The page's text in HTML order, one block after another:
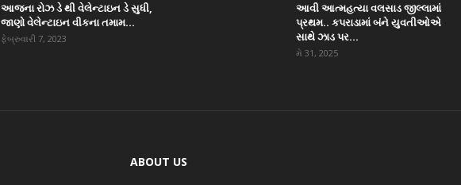
આજના રોઝ ડે થી વેલેન્ટાઇન ડે સુધી,
જાણો વેલેન્ટાઇન વીકના તમામ...
ફેબ્રુવારી 7, 2023
આવી આત્મહત્યા વલસાડ જીલ્લામાં
પ્રથમ.. કપરાડામાં બંને યુવતીઓએ
સાથે ઝાડ પર...
મે 31, 2025
ABOUT US